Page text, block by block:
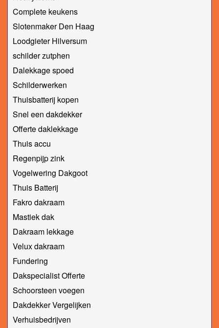
Complete keukens
Slotenmaker Den Haag
Loodgieter Hilversum
schilder zutphen
Dalekkage spoed
Schilderwerken
Thuisbatterij kopen
Snel een dakdekker
Offerte daklekkage
Thuis accu
Regenpijp zink
Vogelwering Dakgoot
Thuis Batterij
Fakro dakraam
Mastiek dak
Dakraam lekkage
Velux dakraam
Fundering
Dakspecialist Offerte
Schoorsteen voegen
Dakdekker Vergelijken
Verhuisbedrijven